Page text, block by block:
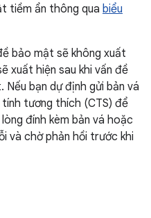
tiềm ẩn thông qua biểu
bảo mật sẽ không xuất
xuất hiện sau khi vấn đề
bạn dự định gửi bản vá
tương thích (CTS) để
đính kèm bản vá hoặc
và chờ phản hồi trước khi